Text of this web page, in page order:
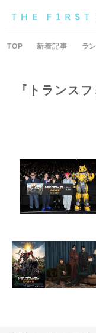
TOP 新着記事 ラ
『トランス